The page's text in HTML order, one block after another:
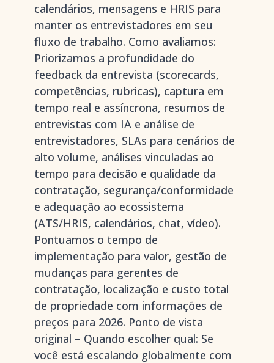
calendários, mensagens e HRIS para
manter os entrevistadores em seu
fluxo de trabalho. Como avaliamos:
Priorizamos a profundidade do
feedback da entrevista (scorecards,
competências, rubricas), captura em
tempo real e assíncrona, resumos de
entrevistas com IA e análise de
entrevistadores, SLAs para cenários de
alto volume, análises vinculadas ao
tempo para decisão e qualidade da
contratação, segurança/conformidade
e adequação ao ecossistema
(ATS/HRIS, calendários, chat, vídeo).
Pontuamos o tempo de
implementação para valor, gestão de
mudanças para gerentes de
contratação, localização e custo total
de propriedade com informações de
preços para 2026. Ponto de vista
original – Quando escolher qual: Se
você está escalando globalmente com